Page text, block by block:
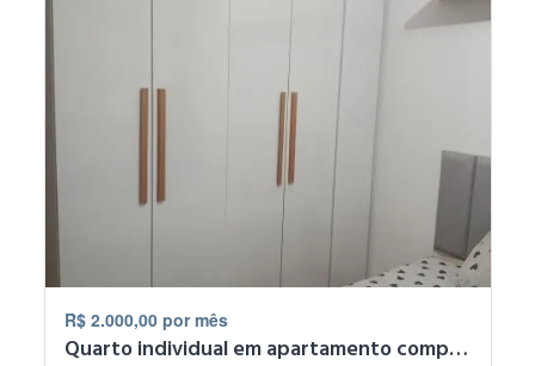
R$ 2.000,00 por mês
Quarto individual em apartamento compartilhado.